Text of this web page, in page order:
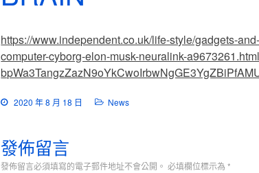
https://www.independent.co.uk/life-style/gadgets-
computer-cyborg-elon-musk-neuralink-
2020 年 8 月 18 日 News
發佈留言
發佈留言必須填寫的電子郵件地址不會公開。 必填欄位標示為*